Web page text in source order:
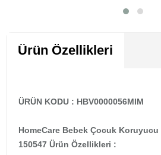
Ürün Özellikleri
ÜRÜN KODU : HBV0000056MIM
HomeCare Bebek Çocuk Koruyucu
150547 Ürün Özellikleri :